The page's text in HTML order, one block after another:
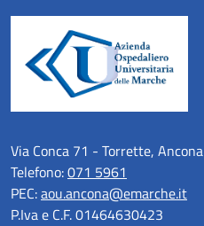
Via Conca 71 - Torrette, Ancona
Telefono:071 5961
PEC:aou.ancona@emarche.it
P.Iva e C.F. 01464630423